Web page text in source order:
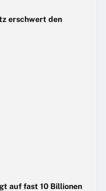
erschwert den
auf fast 10 Billionen